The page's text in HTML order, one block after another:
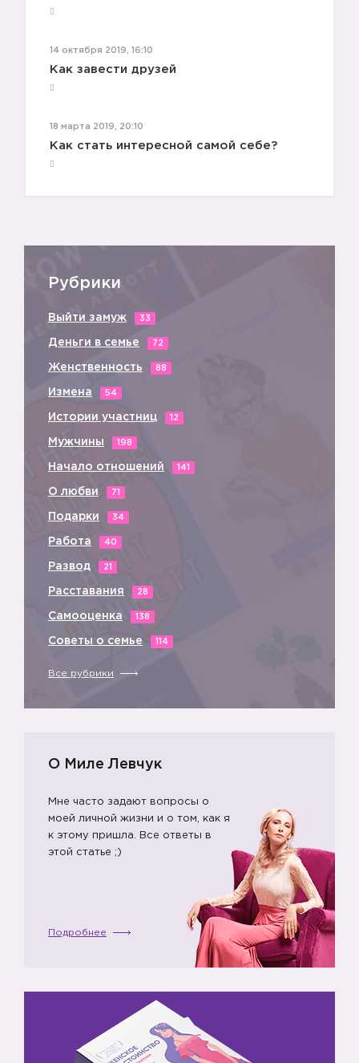
🦄
🦄
14 октября 2019, 16:10
Как завести друзей
18 марта 2019, 20:10
Как стать интересной самой себе?
Рубрики
Выйти замуж 33
Деньги в семье 72
Женственность 88
Измена 54
Истории участниц 12
Мужчины 198
Начало отношений 141
О любви 71
Подарки 34
Работа 40
Развод 21
Расставания 28
Самооценка 138
Советы о семье 114
Все рубрики
О Миле Левчук
Мне часто задают вопросы о
моей личной жизни и о том, как я
к этому пришла. Все ответы в
этой статье ;)
Подробнее